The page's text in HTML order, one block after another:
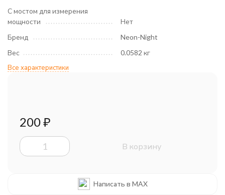
С мостом для измерения
мощности
Нет
Бренд
Neon-Night
Вес
0.0582 кг
Все характеристики
200₽
В корзину
Написать в MAX